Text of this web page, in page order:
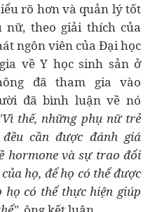
rõ hơn và quản lý tốt
nữ, theo giải thích của
ngôn viên của Đại học
về Y học sinh sản ở
đã tham gia vào
đã bình luận về nó
thế, những phụ nữ trẻ
cần được đánh giá
hormone và sự trao đổi
họ, để họ có thể được
họ có thể thực hiện giúp